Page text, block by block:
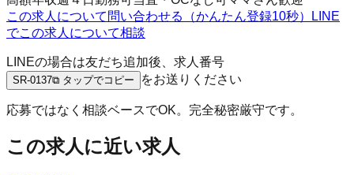
この求人について問い合わせる（かんたん登録10秒）
LINE
でこの求人について相談
LINEの場合は友だち追加後、求人番号
SR-0137⧉ タップでコピー をお送りください
応募ではなく相談ベースでOK。完全秘密厳守です。
この求人に近い求人